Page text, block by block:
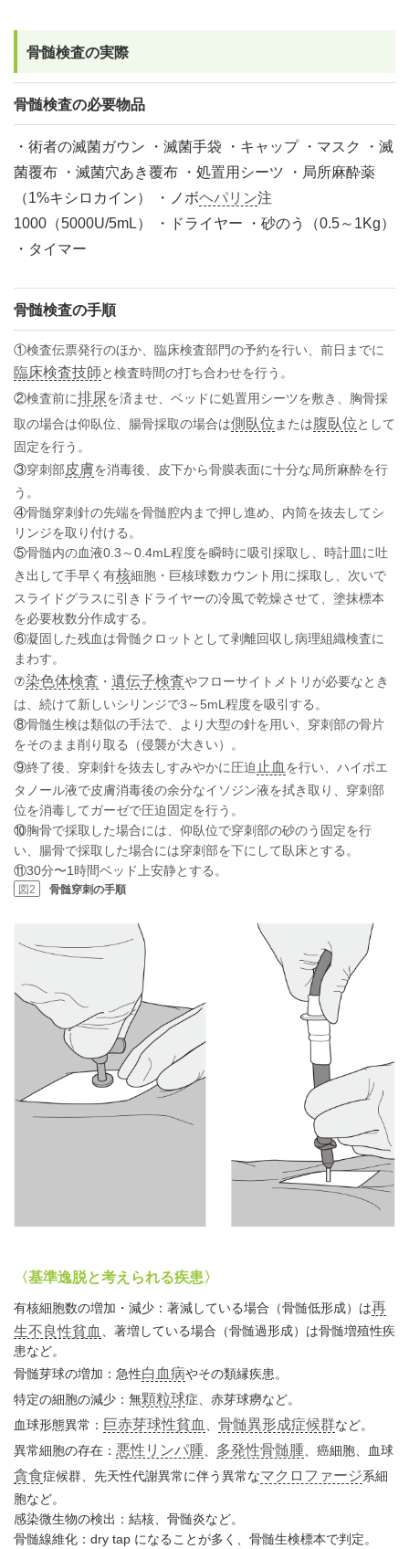
骨髄検査の実際
骨髄検査の必要物品
・術者の滅菌ガウン ・滅菌手袋 ・キャップ ・マスク ・滅
菌覆布 ・滅菌穴あき覆布 ・処置用シーツ ・局所麻酔薬
（1%キシロカイン） ・ノボヘパリン注
1000（5000U/5mL） ・ドライヤー ・砂のう（0.5～1Kg）
・タイマー
骨髄検査の手順
①検査伝票発行のほか、臨床検査部門の予約を行い、前日までに
臨床検査技師と検査時間の打ち合わせを行う。
②検査前に排尿を済ませ、ベッドに処置用シーツを敷き、胸骨採
取の場合は仰臥位、腸骨採取の場合は側臥位 または腹臥位として
固定を行う。
③穿刺部皮膚を消毒後、皮下から骨膜表面に十分な局所麻酔を行
う。
④骨髄穿刺針の先端を骨髄腔内まで押し進め、内筒を抜去してシ
リンジを取り付ける。
⑤骨髄内の血液0.3～0.4mL程度を瞬時に吸引採取し、時計皿に吐
き出して手早く有核細胞・巨核球数カウント用に採取し、次いで
スライドグラスに引きドライヤーの冷風で乾燥させて、塗抹標本
を必要枚数分作成する。
⑥凝固した残血は骨髄クロットとして剥離回収し病理組織検査に
まわす。
⑦染色体検査 ・ 遺伝子検査やフローサイトメトリが必要なとき
は、続けて新しいシリンジで3～5mL程度を吸引する。
⑧骨髄生検は類似の手法で、より大型の針を用い、穿刺部の骨片
をそのまま削り取る（侵襲が大きい）。
⑨終了後、穿刺針を抜去しすみやかに圧迫 止血 を行い、ハイポエ
タノール液で皮膚消毒後の余分なイソジン液を拭き取り、穿刺部
位を消毒してガーゼで圧迫固定を行う。
⑩胸骨で採取した場合には、仰臥位で穿刺部の砂のう固定を行
い、腸骨で採取した場合には穿刺部を下にして臥床とする。
⑪30分〜1時間ベッド上安静とする。
図2 骨髄穿刺の手順
〈基準逸脱と考えられる疾患〉
有核細胞数の増加・減少：著減している場合（骨髄低形成）は再
生不良性貧血
、著増している場合（骨髄過形成）は骨髄増殖性疾
患など。
骨髄芽球の増加：急性白血病やその類縁疾患。
特定の細胞の減少：無顆粒球症、赤芽球癆など。
血球形態異常： 巨赤芽球性貧血 骨髄異形成症候群など。
異常細胞の存在： 悪性リンパ腫 多発性骨髄腫 、癌細胞、血球
貪食症候群、先天性代謝異常に伴う異常なマクロファージ系細
胞など。
感染微生物の検出：結核、骨髄炎など。
骨髄線維化：dry tap になることが多く、骨髄生検標本で判定。